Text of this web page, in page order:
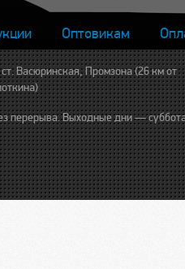
Оптовикам
Васюринская, Промзона (26 км от
перерыва. Выходные дни —